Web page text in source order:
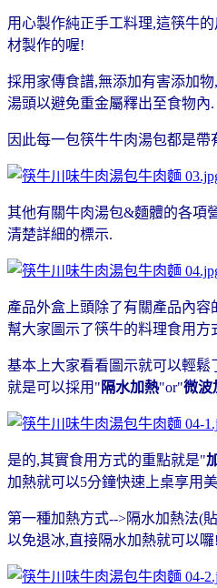
用心製作純正手工料理,這筷牛
材製作的喔!
採用家傳食譜,無添加有害添加
湯頭以避免重金屬釋出至食物內.
因此每一包筷牛牛肉湯包都是
其他有關牛肉湯包&麵體的各項
清楚詳細的標示.
產品外盒上頭除了有關產品內
幫大家圖示了筷牛的料理食用方
基本上大家看看圖示就可以輕
就是可以採用" 隔水加熱"or"微波
是的,其實食用方式的重點就是"
加熱就可以5分鐘快速上桌享用
第一種加熱方式-->隔水加熱法(
以免退冰,直接隔水加熱就可以囉